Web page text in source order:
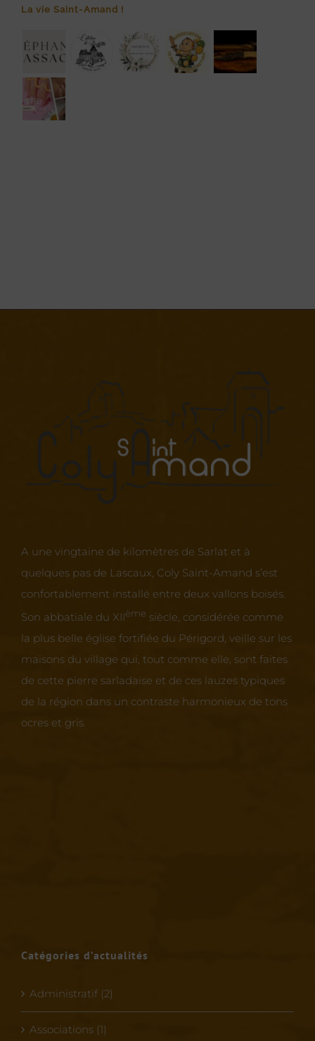
La vie Saint-Amand !
A une vingtaine de kilomètres de Sarlat et à
quelques pas de Lascaux, Coly Saint-Amand s’est
confortablement installé entre deux vallons boisés.
Son abbatiale du XIIème siècle, considérée comme
la plus belle église fortifiée du Périgord, veille sur les
maisons du village qui, tout comme elle, sont faites
de cette pierre sarladaise et de ces lauzes typiques
de la région dans un contraste harmonieux de tons
ocres et gris.
Catégories d’actualités
Administratif (2)
Associations (1)